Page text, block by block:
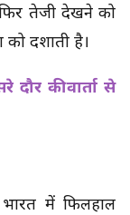
तेजी देखने को
दर्शाती है।
दौर की वार्ता से
में फिलहाल